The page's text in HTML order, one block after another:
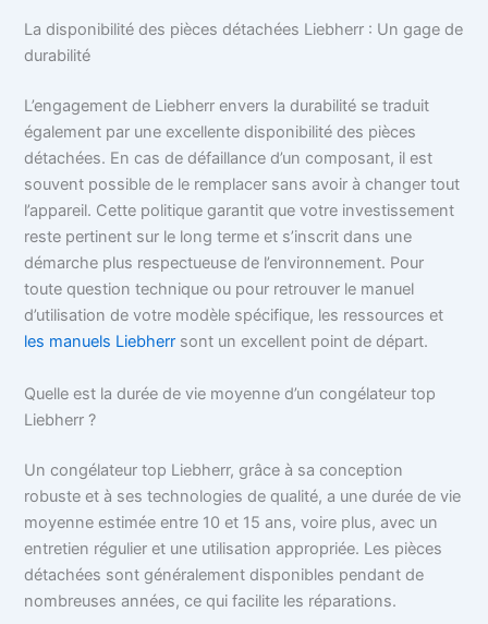
La disponibilité des pièces détachées Liebherr : Un gage de
durabilité
L’engagement de Liebherr envers la durabilité se traduit
également par une excellente disponibilité des pièces
détachées. En cas de défaillance d’un composant, il est
souvent possible de le remplacer sans avoir à changer tout
l’appareil. Cette politique garantit que votre investissement
reste pertinent sur le long terme et s’inscrit dans une
démarche plus respectueuse de l’environnement. Pour
toute question technique ou pour retrouver le manuel
d’utilisation de votre modèle spécifique, les ressources et
les manuels Liebherr sont un excellent point de départ.
Quelle est la durée de vie moyenne d’un congélateur top
Liebherr ?
Un congélateur top Liebherr, grâce à sa conception
robuste et à ses technologies de qualité, a une durée de vie
moyenne estimée entre 10 et 15 ans, voire plus, avec un
entretien régulier et une utilisation appropriée. Les pièces
détachées sont généralement disponibles pendant de
nombreuses années, ce qui facilite les réparations.